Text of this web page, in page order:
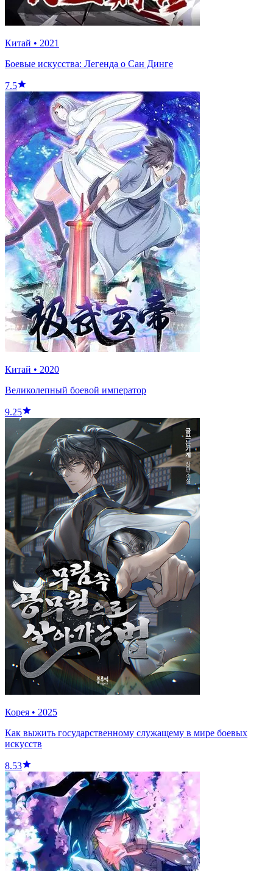
Китай • 2021
Боевые искусства: Легенда о Сан Динге
7.5
Китай • 2020
Великолепный боевой император
9.25
Корея • 2025
Как выжить государственному служащему в мире боевых
искусств
8.53